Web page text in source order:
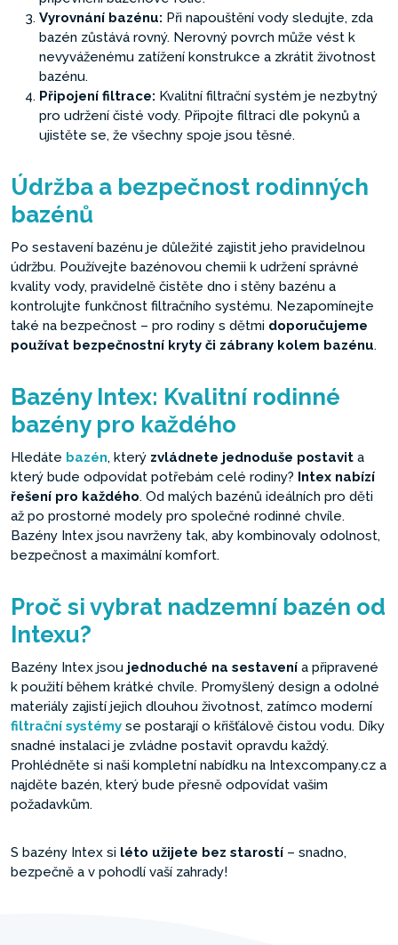
Vyrovnání bazénu: Při napouštění vody sledujte, zda
bazén zůstává rovný. Nerovný povrch může vést k
nevyváženému zatížení konstrukce a zkrátit životnost
bazénu.
Připojení filtrace: Kvalitní filtrační systém je nezbytný
pro udržení čisté vody. Připojte filtraci dle pokynů a
ujistěte se, že všechny spoje jsou těsné.
Údržba a bezpečnost rodinných
bazénů
Po sestavení bazénu je důležité zajistit jeho pravidelnou
údržbu. Používejte bazénovou chemii k udržení správné
kvality vody, pravidelně čistěte dno i stěny bazénu a
kontrolujte funkčnost filtračního systému. Nezapomínejte
také na bezpečnost – pro rodiny s dětmi doporučujeme
používat bezpečnostní kryty či zábrany kolem bazénu.
Bazény Intex: Kvalitní rodinné
bazény pro každého
Hledáte bazén, který zvládnete jednoduše postavit a
který bude odpovídat potřebám celé rodiny? Intex nabízí
řešení pro každého. Od malých bazénů ideálních pro děti
až po prostorné modely pro společné rodinné chvíle.
Bazény Intex jsou navrženy tak, aby kombinovaly odolnost,
bezpečnost a maximální komfort.
Proč si vybrat nadzemní bazén od
Intexu?
Bazény Intex jsou jednoduché na sestavení a připravené
k použití během krátké chvíle. Promyšlený design a odolné
materiály zajistí jejich dlouhou životnost, zatímco moderní
filtrační systémy se postarají o křišťálově čistou vodu. Díky
snadné instalaci je zvládne postavit opravdu každý.
Prohlédněte si naši kompletní nabídku na Intexcompany.cz a
najděte bazén, který bude přesně odpovídat vašim
požadavkům.
S bazény Intex si léto užijete bez starostí – snadno,
bezpečně a v pohodlí vaší zahrady!